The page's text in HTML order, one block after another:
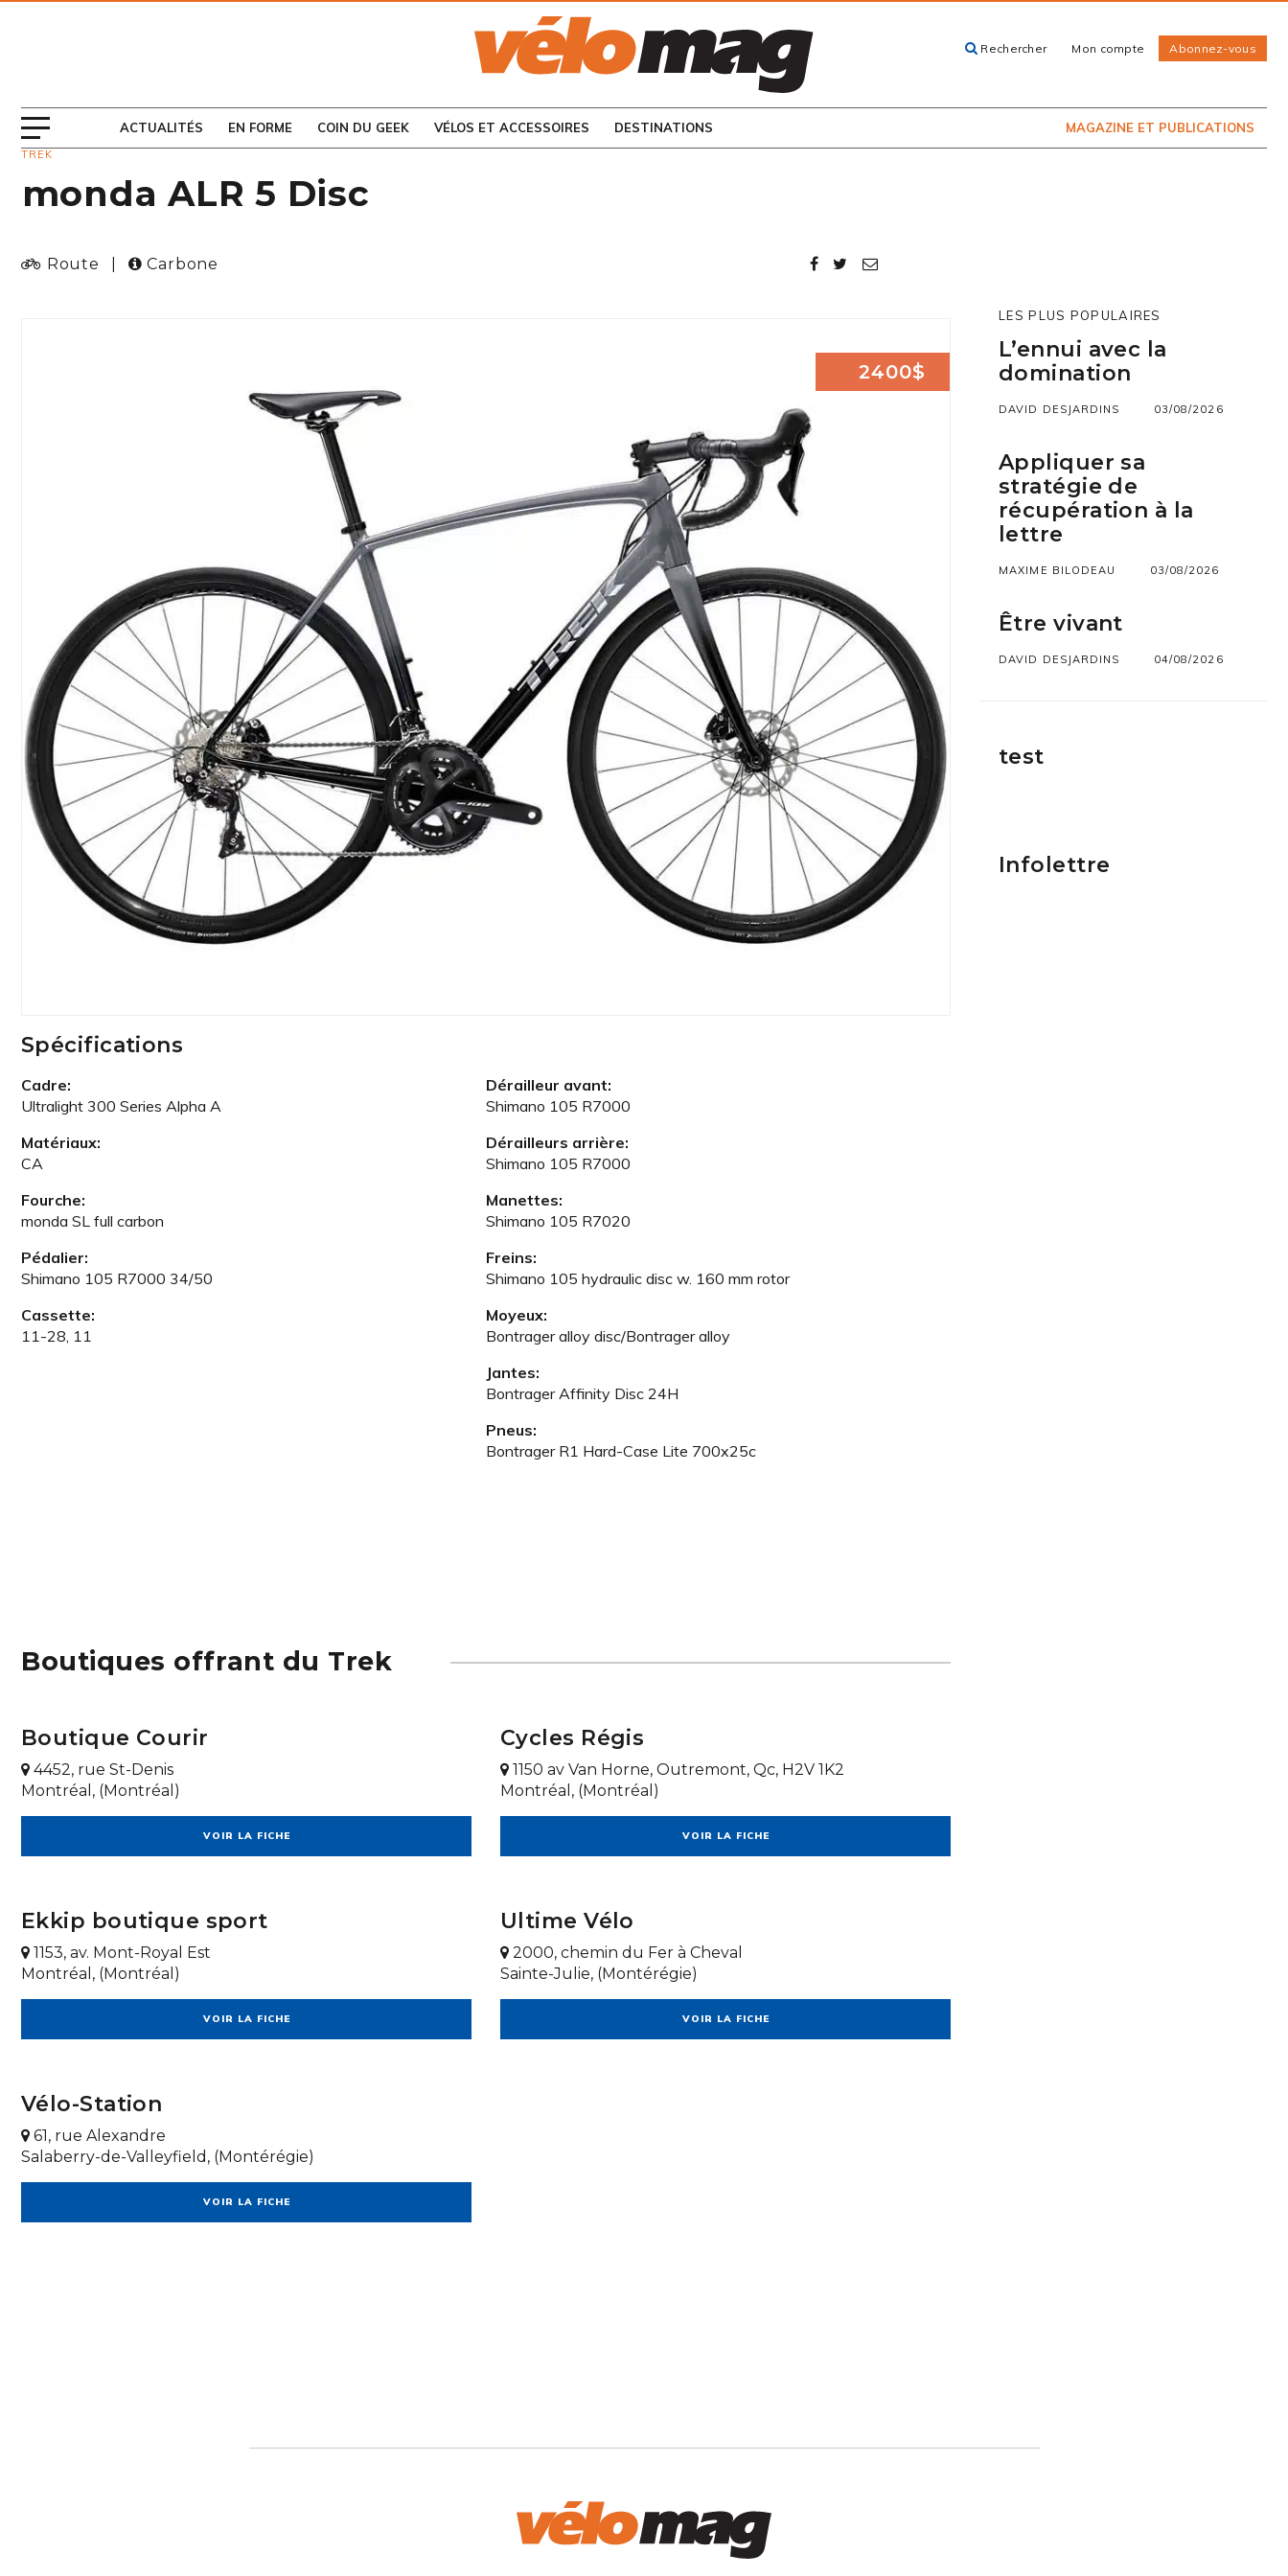
Rechercher Mon compte Abonnez-vous
ACTUALITÉS EN FORME COIN DU GEEK VÉLOS ET ACCESSOIRES DESTINATIONS MAGAZINE ET PUBLICATIONS
CONSULTEZ LES
EN KIOSQUE
TREK
monda ALR 5 Disc
Route Carbone
2400$
Spécifications
Cadre:
Ultralight 300 Series Alpha A
Matériaux:
CA
Fourche:
monda SL full carbon
Pédalier:
Shimano 105 R7000 34/50
Cassette:
11-28, 11
Dérailleur avant:
Shimano 105 R7000
Dérailleurs arrière:
Shimano 105 R7000
Manettes:
Shimano 105 R7020
Freins:
Shimano 105 hydraulic disc w. 160 mm rotor
Moyeux:
Bontrager alloy disc/Bontrager alloy
Jantes:
Bontrager Affinity Disc 24H
Pneus:
Bontrager R1 Hard-Case Lite 700x25c
Boutiques offrant du Trek
Boutique Courir
4452, rue St-Denis
Montréal, (Montréal)
VOIR LA FICHE
Cycles Régis
1150 av Van Horne, Outremont, Qc, H2V 1K2
Montréal, (Montréal)
VOIR LA FICHE
Ekkip boutique sport
1153, av. Mont-Royal Est
Montréal, (Montréal)
VOIR LA FICHE
Ultime Vélo
2000, chemin du Fer à Cheval
Sainte-Julie, (Montérégie)
VOIR LA FICHE
Vélo-Station
61, rue Alexandre
Salaberry-de-Valleyfield, (Montérégie)
VOIR LA FICHE
LES PLUS POPULAIRES
L’ennui avec la
domination
DAVID DESJARDINS 03/08/2026
Appliquer sa
stratégie de
récupération à la
lettre
MAXIME BILODEAU 03/08/2026
Être vivant
DAVID DESJARDINS 04/08/2026
test
Infolettre